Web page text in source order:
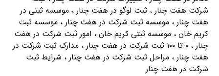
شرکت هفت چنار ، ثبت لوگو در هفت چنار ، موسسه ثبتی در
هفت چنار ، موسسه ثبت شرکت در هفت چنار ، موسسه ثبت
کریم خان ، موسسه ثبتی کریم خان ، امور ثبت شرکت در هفت
چنار ، ۰ تا ۱۰۰ ثبت شرکت در هفت چنار ، مدارک ثبت شرکت در
هفت چنار ، مراحل ثبت شرکت در هفت چنار ، شرایط ثبت
شرکت در هفت چنار